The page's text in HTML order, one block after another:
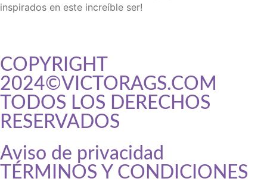
inspirados en este increíble ser!
COPYRIGHT
2024©VICTORAGS.COM
TODOS LOS DERECHOS
RESERVADOS
replica
relojes
relojes
Aviso de privacidad
TÉRMINOS Y CONDICIONES